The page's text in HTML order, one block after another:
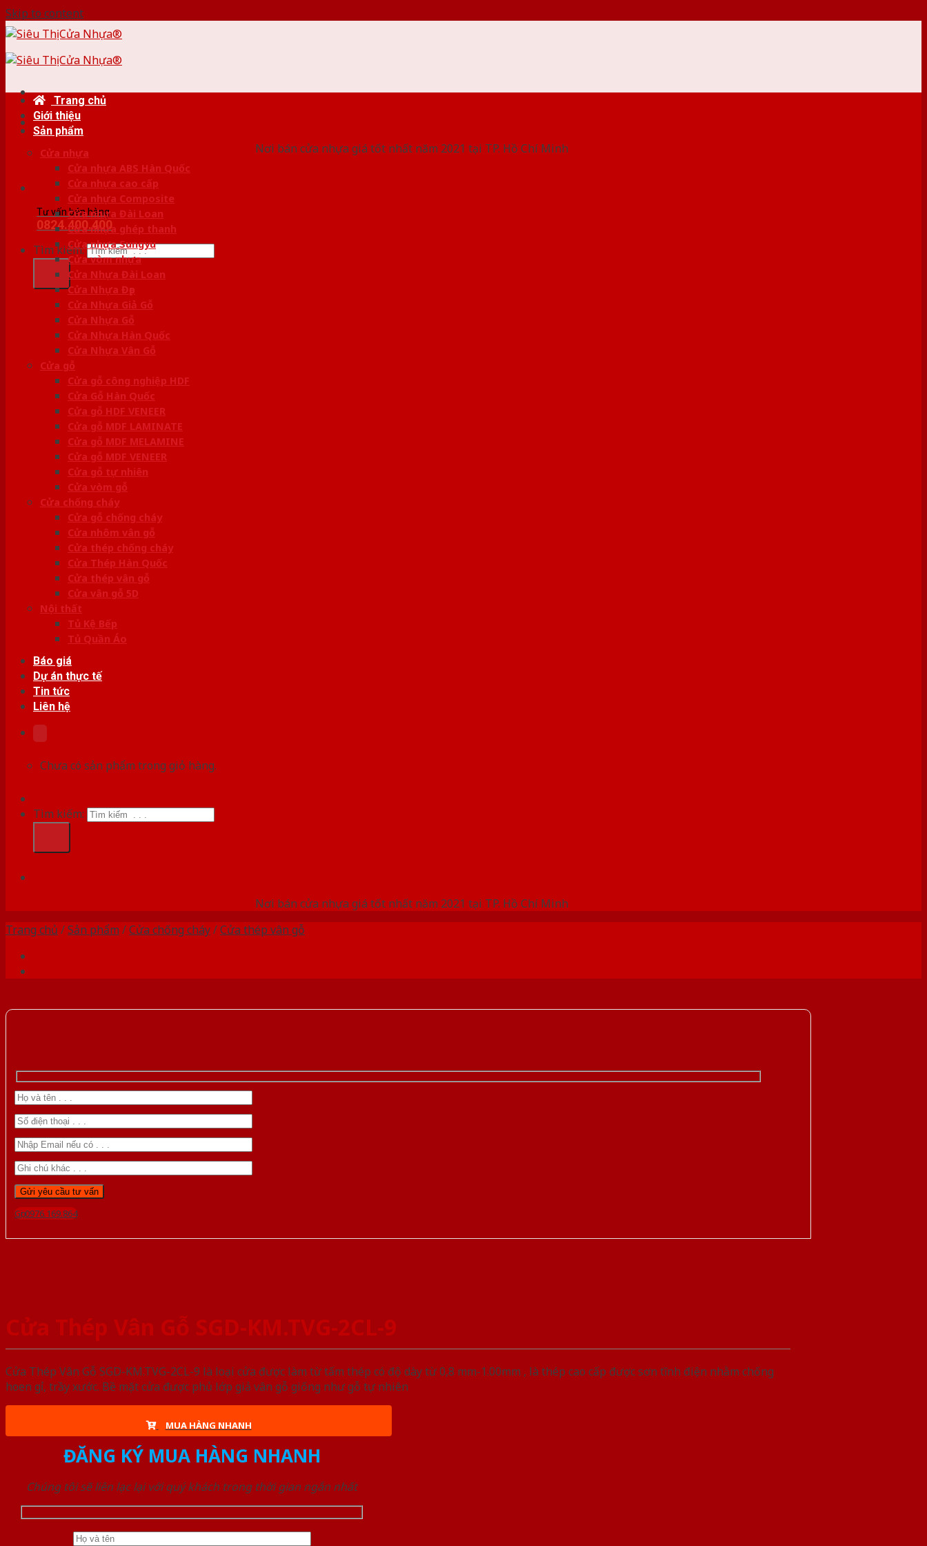
Skip to content
Nơi bán cửa nhựa giá tốt nhất năm 2021 tại TP. Hồ Chí Minh
Tư vấn bán hàng
0824.400.400
Tìm kiếm:
Trang chủ
Giới thiệu
Sản phẩm
Cửa nhựa
Cửa nhựa ABS Hàn Quốc
Cửa nhựa cao cấp
Cửa nhựa Composite
Cửa nhựa Đài Loan
Cửa nhựa ghép thanh
Cửa nhựa Sungyu
Cửa vòm nhựa
Cửa Nhựa Đài Loan
Cửa Nhựa Đẹp
Cửa Nhựa Giả Gỗ
Cửa Nhựa Gỗ
Cửa Nhựa Hàn Quốc
Cửa Nhựa Vân Gỗ
Cửa gỗ
Cửa gỗ công nghiệp HDF
Cửa Gỗ Hàn Quốc
Cửa gỗ HDF VENEER
Cửa gỗ MDF LAMINATE
Cửa gỗ MDF MELAMINE
Cửa gỗ MDF VENEER
Cửa gỗ tự nhiên
Cửa vòm gỗ
Cửa chống cháy
Cửa gỗ chống cháy
Cửa nhôm vân gỗ
Cửa thép chống cháy
Cửa Thép Hàn Quốc
Cửa thép vân gỗ
Cửa vân gỗ 5D
Nội thất
Tủ Kệ Bếp
Tủ Quần Áo
Báo giá
Dự án thực tế
Tin tức
Liên hệ
Chưa có sản phẩm trong giỏ hàng.
Tìm kiếm:
Nơi bán cửa nhựa giá tốt nhất năm 2021 tại TP. Hồ Chí Minh
Trang chủ /Sản phẩm /Cửa chống cháy/Cửa thép vân gỗ
Gọi 0976.169.864
Cửa Thép Vân Gỗ SGD-KM.TVG-2CL-9
Cửa Thép Vân Gỗ SGD-KM.TVG-2CL-9 là loại cửa được làm từ tấm thép có độ dày từ 0,8 mm-1.00mm , là thép cao cấp được sơn tĩnh điện nhằm chống
hoen gỉ, trầy xước. Bề mặt cửa được phủ lớp giả vân gỗ giống như gỗ tự nhiên
MUA HÀNG NHANH
ĐĂNG KÝ MUA HÀNG NHANH
Chúng tôi sẽ liên lạc lại với quý khách trong thời gian ngắn nhất